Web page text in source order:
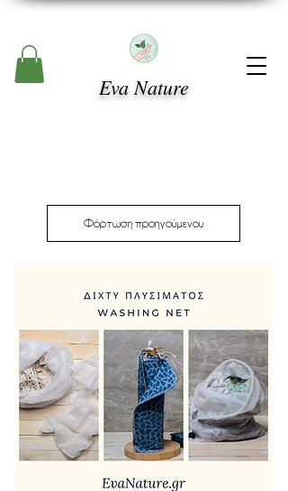
Eva Nature
Φόρτωση προηγούμενου